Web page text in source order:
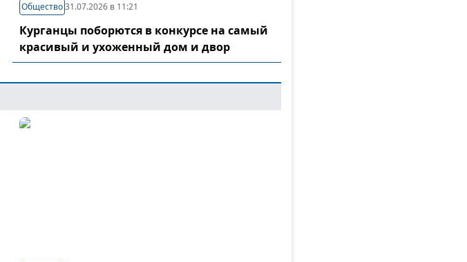
Общество 31.07.2026 в 11:21
Курганцы поборются в конкурсе на самый
красивый и ухоженный дом и двор